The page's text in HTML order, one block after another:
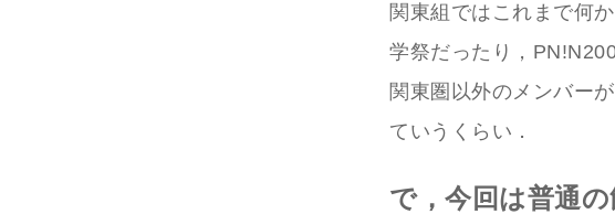
関東組ではこれまで何
学祭だったり，
関東圏以外のメンバー
ていうくらい．
で，今回は普通の